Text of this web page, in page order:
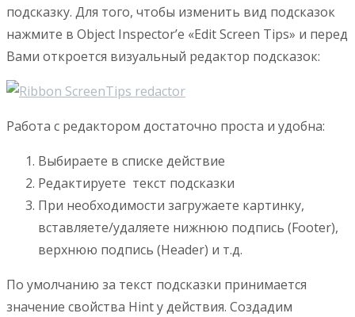
подсказку. Для того, чтобы изменить вид подсказок
нажмите в Object Inspector’е «Edit Screen Tips» и перед
Вами откроется визуальный редактор подсказок:
Работа с редактором достаточно проста и удобна:
Выбираете в списке действие
Редактируете текст подсказки
При необходимости загружаете картинку,
вставляете/удаляете нижнюю подпись (Footer),
верхнюю подпись (Header) и т.д.
По умолчанию за текст подсказки принимается
значение свойства Hint у действия. Создадим